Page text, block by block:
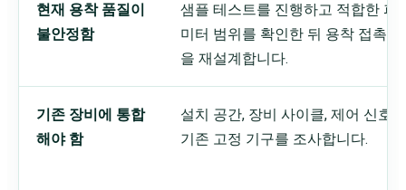
현재 용착 품질이
불안정함
샘플 테스트를 진행하고 적합한 파
미터 범위를 확인한 뒤 용착 접촉
을 재설계합니다.
기존 장비에 통합
해야 함
설치 공간, 장비 사이클, 제어 신호
기존 고정 기구를 조사합니다.